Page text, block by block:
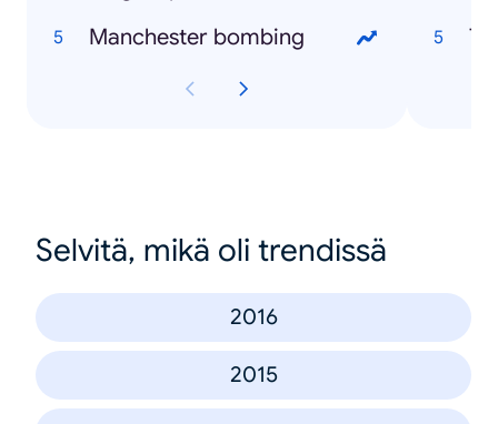
Manchester bombing
Selvitä, mikä oli trendissä
2016
2015